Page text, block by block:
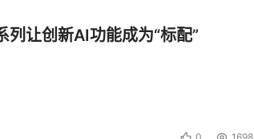
让创新AI功能成为“标配”